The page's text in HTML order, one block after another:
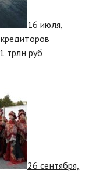
16 июля,
трлн руб
26 сентября,